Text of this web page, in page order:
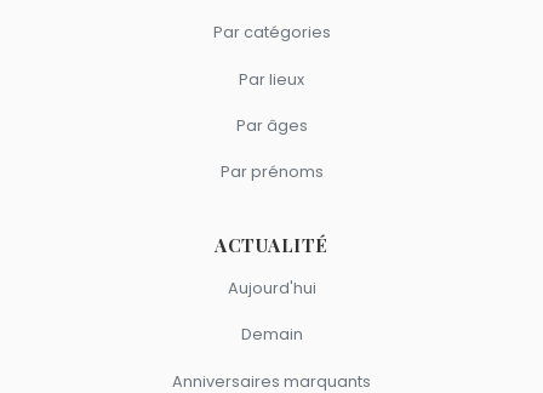
Par catégories
Par lieux
Par âges
Par prénoms
ACTUALITÉ
Aujourd'hui
Demain
Anniversaires marquants